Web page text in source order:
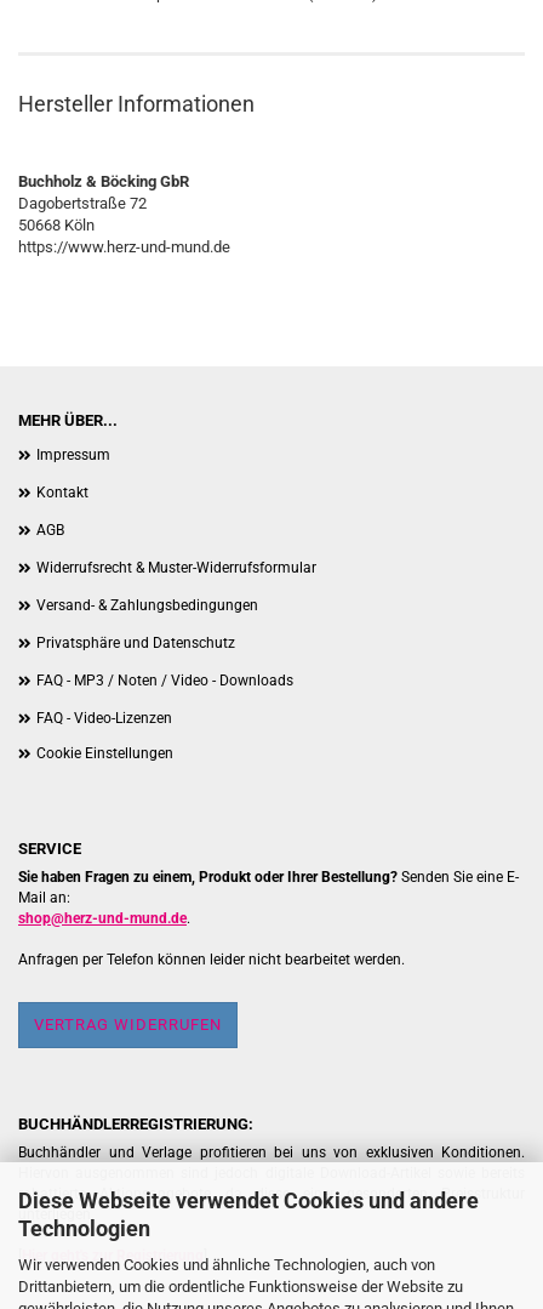
Diese Webseite verwendet Cookies und andere
Technologien
Wir verwenden Cookies und ähnliche Technologien, auch von
Drittanbietern, um die ordentliche Funktionsweise der Website zu
Hersteller Informationen
Buchholz & Böcking GbR
Dagobertstraße 72
50668 Köln
https://www.herz-und-mund.de
MEHR ÜBER...
Impressum
Kontakt
AGB
Widerrufsrecht & Muster-Widerrufsformular
Versand- & Zahlungsbedingungen
Privatsphäre und Datenschutz
FAQ - MP3 / Noten / Video - Downloads
FAQ - Video-Lizenzen
Cookie Einstellungen
SERVICE
Sie haben Fragen zu einem, Produkt oder Ihrer Bestellung? Senden Sie eine E-
Mail an:
shop@herz-und-mund.de.
Anfragen per Telefon können leider nicht bearbeitet werden.
VERTRAG WIDERRUFEN
BUCHHÄNDLERREGISTRIERUNG:
Buchhändler und Verlage profitieren bei uns von exklusiven Konditionen.
rabattierte Aktionsangebote, da diese einer gesonderten Preisstruktur
[ Hier geht's zur Registrierung ]